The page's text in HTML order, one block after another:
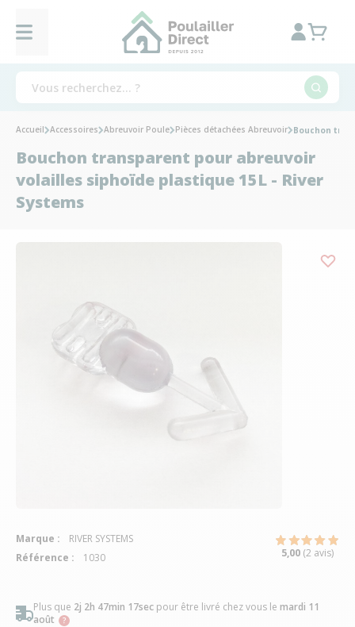
Plus que 2j 2h 47min 17sec pour être livré chez vous le mardi 11
août
Accueil Accessoires Abreuvoir Poule Pièces détachées Abreuvoir Bouchon
Bouchon transparent pour abreuvoir
volailles siphoïde plastique 15L - River
Systems
Marque :
RIVER SYSTEMS
Référence :
1030 5,00 (2 avis)